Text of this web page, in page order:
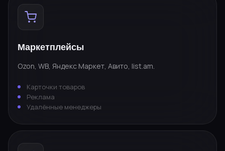
Маркетплейсы
Ozon, WB, Яндекс Маркет, Авито, list.am.
Карточки товаров
Реклама
Удалённые менеджеры